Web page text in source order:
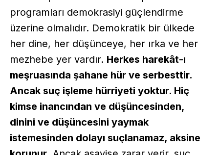
programları demokrasiyi güçlendirme
üzerine olmalıdır. Demokratik bir ülkede
her dine, her düşünceye, her ırka ve her
mezhebe yer vardır. Herkes harekât-ı
meşruasında şahane hür ve serbesttir.
Ancak suç işleme hürriyeti yoktur. Hiç
kimse inancından ve düşüncesinden,
dinini ve düşüncesini yaymak
istemesinden dolayı suçlanamaz, aksine